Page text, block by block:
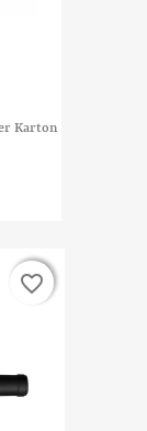
Karton
favorite_border
favorite_border